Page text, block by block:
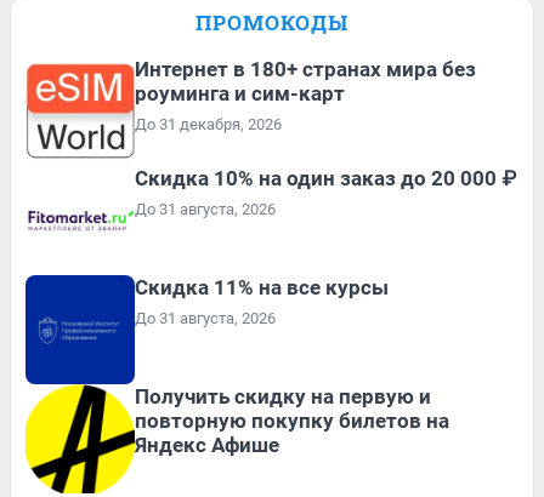
ПРОМОКОДЫ
Интернет в 180+ странах мира без
роуминга и сим-карт
До 31 декабря, 2026
Скидка 10% на один заказ до 20 000 ₽
До 31 августа, 2026
Скидка 11% на все курсы
До 31 августа, 2026
Получить скидку на первую и
повторную покупку билетов на
Яндекс Афише